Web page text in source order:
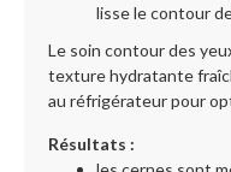
lisse le contour
Le soin contour des
texture hydratante
au réfrigérateur pour
Résultats :